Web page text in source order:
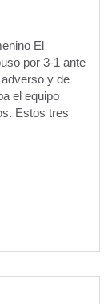
El
por 3-1 ante
y de
el equipo
Estos tres